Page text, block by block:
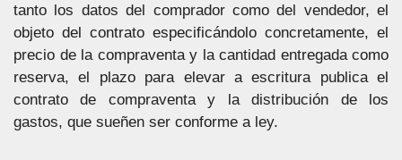
tanto los datos del comprador como del vendedor, el
objeto del contrato especificándolo concretamente, el
precio de la compraventa y la cantidad entregada como
reserva, el plazo para elevar a escritura publica el
contrato de compraventa y la distribución de los
gastos, que sueñen ser conforme a ley.